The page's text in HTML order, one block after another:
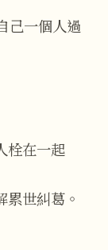
己一個人過
栓在一起
累世糾葛。